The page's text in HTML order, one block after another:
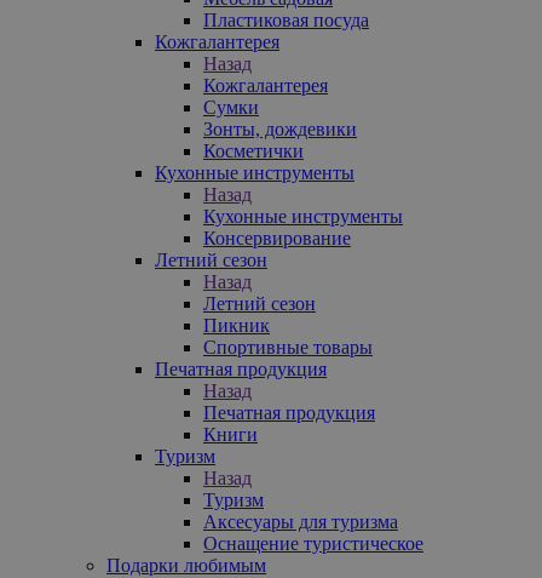
Пластиковая посуда
Кожгалантерея
Назад
Кожгалантерея
Сумки
Зонты, дождевики
Косметички
Кухонные инструменты
Назад
Кухонные инструменты
Консервирование
Летний сезон
Назад
Летний сезон
Пикник
Спортивные товары
Печатная продукция
Назад
Печатная продукция
Книги
Туризм
Назад
Туризм
Аксесуары для туризма
Оснащение туристическое
Подарки любимым